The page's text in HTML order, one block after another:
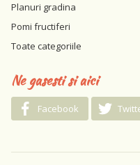
Planuri gradina
Pomi fructiferi
Toate categoriile
Ne gasesti si aici
Facebook